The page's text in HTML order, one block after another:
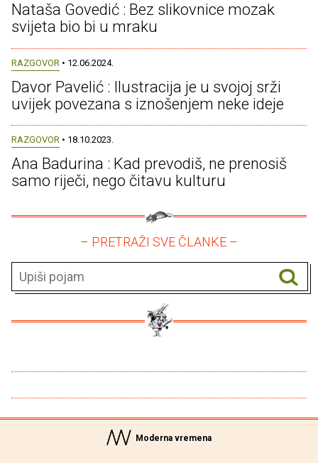
Nataša Govedić : Bez slikovnice mozak
svijeta bio bi u mraku
RAZGOVOR • 12.06.2024.
Davor Pavelić : Ilustracija je u svojoj srži
uvijek povezana s iznošenjem neke ideje
RAZGOVOR • 18.10.2023.
Ana Badurina : Kad prevodiš, ne prenosiš
samo riječi, nego čitavu kulturu
– PRETRAŽI SVE ČLANKE –
Moderna vremena